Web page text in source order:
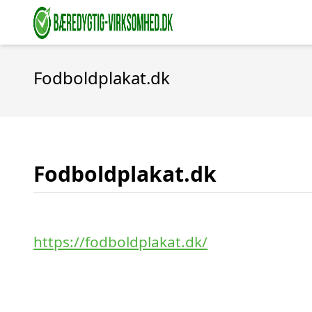
Fodboldplakat.dk
Fodboldplakat.dk
https://fodboldplakat.dk/